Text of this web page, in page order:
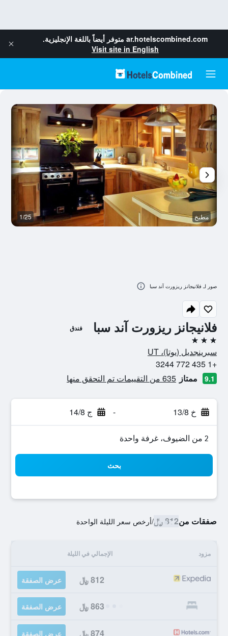
ar.hotelscombined.com متوفر أيضاً باللغة الإنجليزية.
Visit site in English
فلانيجانز ريزورت آند سبا فندق
3 نجوم
سبرينجديل (يوتا)، UT
+1 435 772 3244
9.1 ممتاز 635 من التقييمات تم التحقق منها
خ 13/8 - ج 14/8
2 من الضيوف، غرفة واحدة
بحث
صفقات من812 ﷼ /أرخص سعر الليلة الواحدة
مزود الإجمالي في الليلة
812 ﷼ عرض الصفقة
863 ﷼ عرض الصفقة
874 ﷼ عرض الصفقة
مطبخ 1/25
صور لـ فلانيجانز ريزورت آند سبا